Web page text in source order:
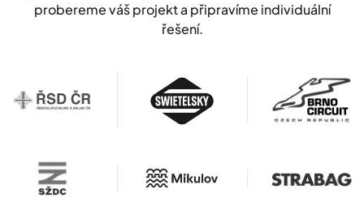
probereme váš projekt a připravíme individuální
řešení.